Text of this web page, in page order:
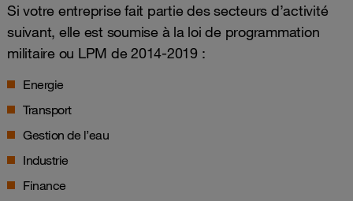
Si votre entreprise fait partie des secteurs d’activité
suivant, elle est soumise à la loi de programmation
militaire ou LPM de 2014-2019 :
Energie
Transport
Gestion de l’eau
Industrie
Finance